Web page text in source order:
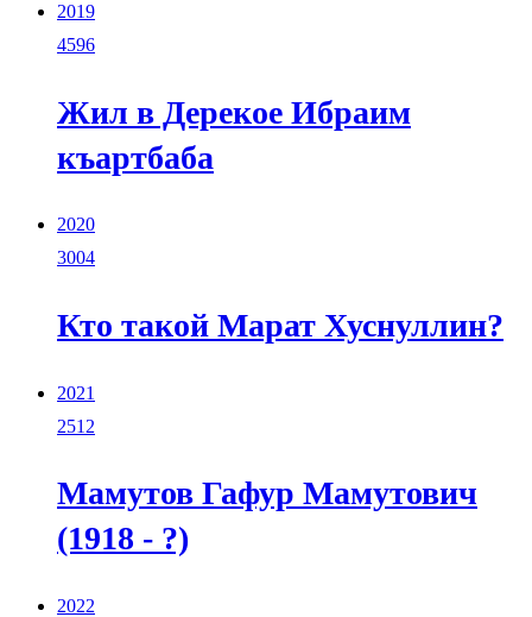
2019
4596
Жил в Дерекое Ибраим
къартбаба
2020
3004
Кто такой Марат Хуснуллин?
2021
2512
Мамутов Гафур Мамутович
(1918 - ?)
2022